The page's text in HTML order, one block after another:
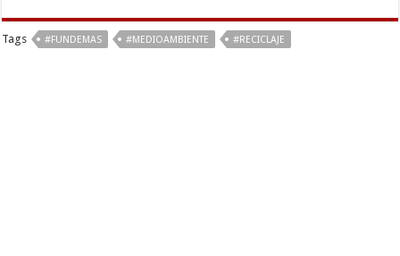
Tags #FUNDEMAS #MEDIOAMBIENTE #RECICLAJE